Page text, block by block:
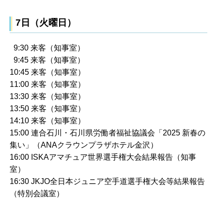
7日（火曜日）
9:30 来客（知事室）
9:45 来客（知事室）
10:45 来客（知事室）
11:00 来客（知事室）
13:30 来客（知事室）
13:50 来客（知事室）
14:10 来客（知事室）
15:00 連合石川・石川県労働者福祉協議会「2025 新春の
集い」（ANAクラウンプラザホテル金沢）
16:00 ISKAアマチュア世界選手権大会結果報告（知事
室）
16:30 JKJO全日本ジュニア空手道選手権大会等結果報告
（特別会議室）